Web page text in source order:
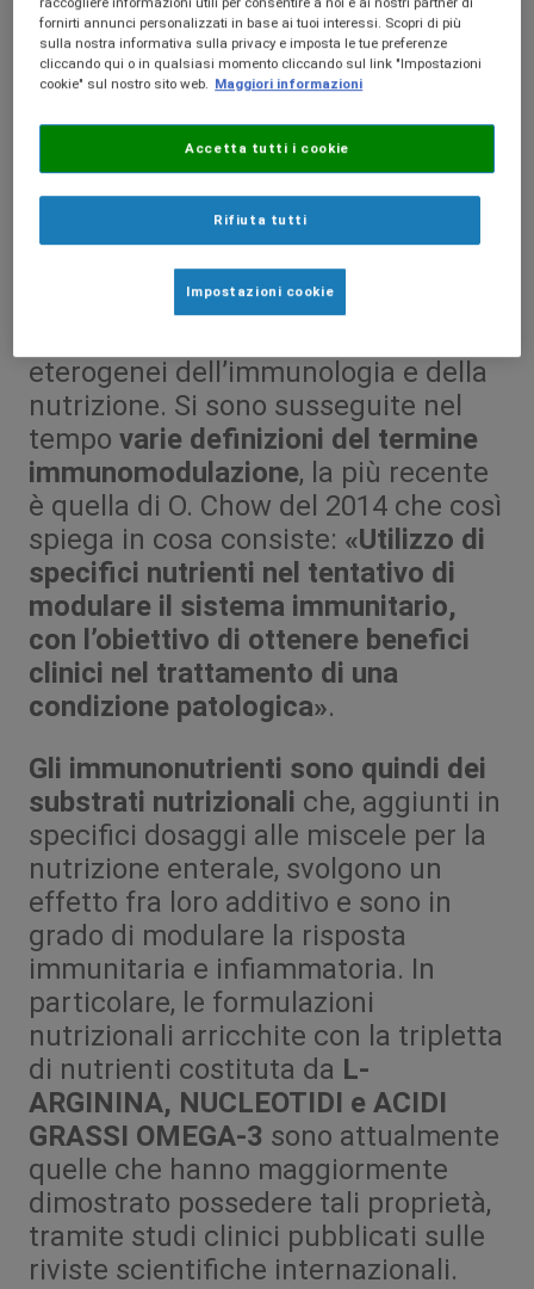
L’immunonutrizione è il risultato
eterogenei dell’immunologia e della
nutrizione. Si sono susseguite nel
tempo varie definizioni del termine
immunomodulazione, la più recente
è quella di O. Chow del 2014 che così
spiega in cosa consiste: «Utilizzo di
specifici nutrienti nel tentativo di
modulare il sistema immunitario,
con l’obiettivo di ottenere benefici
clinici nel trattamento di una
condizione patologica».
Gli immunonutrienti sono quindi dei
substrati nutrizionali che, aggiunti in
specifici dosaggi alle miscele per la
nutrizione enterale, svolgono un
effetto fra loro additivo e sono in
grado di modulare la risposta
immunitaria e infiammatoria. In
particolare, le formulazioni
nutrizionali arricchite con la tripletta
di nutrienti costituta da L-
ARGININA, NUCLEOTIDI e ACIDI
GRASSI OMEGA-3 sono attualmente
quelle che hanno maggiormente
dimostrato possedere tali proprietà,
tramite studi clinici pubblicati sulle
riviste scientifiche internazionali.
fornirti annunci personalizzati in base ai tuoi interessi. Scopri di più
sulla nostra informativa sulla privacy e imposta le tue preferenze
cliccando qui o in qualsiasi momento cliccando sul link "Impostazioni
cookie" sul nostro sito web. Maggiori informazioni
Rifiuta tutti
Accetta tutti i cookie
Impostazioni cookie